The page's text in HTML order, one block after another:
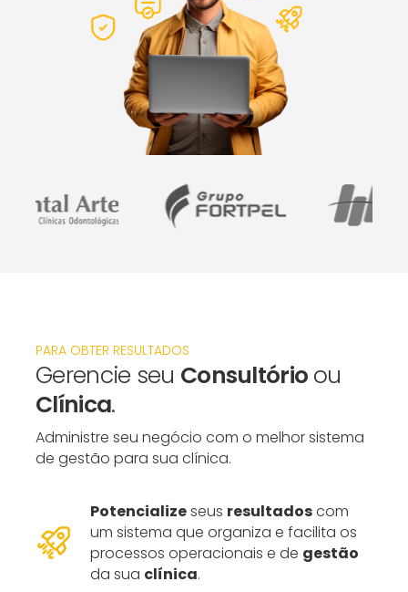
PARA OBTER RESULTADOS
Gerencie seu Consultório ou
Clínica.
Administre seu negócio com o melhor sistema
de gestão para sua clínica.
Potencializeseus resultadoscom
um sistema que organiza e facilita os
processos operacionais e de gestão
da sua clínica.